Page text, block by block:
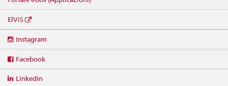
ElViS
media
Instagram
Facebook
Linkedin